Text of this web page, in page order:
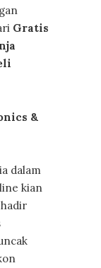
Gratis
&
dalam
kian